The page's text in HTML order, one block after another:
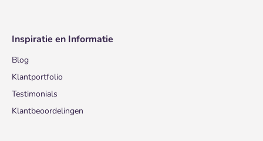
Inspiratie en Informatie
Blog
Klantportfolio
Testimonials
Klantbeoordelingen